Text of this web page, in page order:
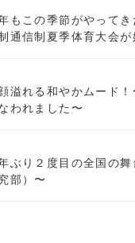
もこの季節がやって
通信制夏季体育大会が
溢れる和やかムード
われました〜
ぶり２度目の全国の
部）〜